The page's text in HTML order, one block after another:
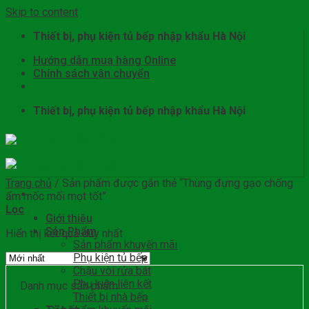
Skip to content
Thiết bị, phụ kiện tủ bếp nhập khẩu Hà Nội
Hướng dẫn mua hàng Online
Chính sách vận chuyển
Thiết bị, phụ kiện tủ bếp nhập khẩu Hà Nội
Giới thiệu
Sản Phẩm
Sản phẩm khuyến mãi
Phụ kiện tủ bếp
Chậu vòi rửa bát
Phụ kiện liên kết
Thiết bị nhà bếp
Trang chủ / Sản phẩm được gắn thẻ “Thùng đựng gạo chống
ẩm mốc mối mọt tốt”
Lọc
Hiển thị kết quả duy nhất
Danh mục sản phẩm